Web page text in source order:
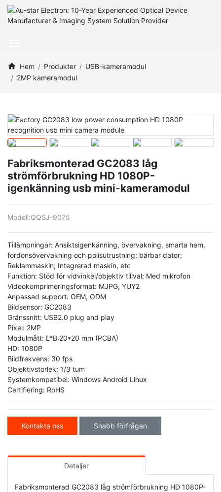
Hem Produkter
USB-kameramodul
2MP kameramodul
Fabriksmonterad GC2083 låg
strömförbrukning HD 1080P-
igenkänning usb mini-kameramodul
Modell:QQSJ-9075
Tillämpningar: Ansiktsigenkänning, övervakning, smarta hem,
fordonsövervakning och polisutrustning; bärbar dator;
Reklammaskin; Integrerad maskin, etc
Funktion: Stöd för vidvinkel/objektiv tillval; Med mikrofon
Videokomprimeringsformat: MJPG, YUY2
Anpassad support: OEM, ODM
Bildsensor: GC2083
Gränssnitt: USB2.0 plug and play
Pixel: 2MP
Modulmått: L*B:20*20 mm (PCBA)
HD: 1080P
Bildfrekvens: 30 fps
Objektivstorlek: 1/3 tum
Systemkompatibel: Windows Android Linux
Certifiering: RoHS
Kontakta oss Snabb förfrågan
Detaljer
Fabriksmonterad GC2083 låg strömförbrukning HD 1080P-